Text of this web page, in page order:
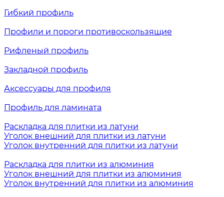
Гибкий профиль
Профили и пороги противоскользящие
Рифленый профиль
Закладной профиль
Аксессуары для профиля
Профиль для ламината
Раскладка для плитки из латуни
Уголок внешний для плитки из латуни
Уголок внутренний для плитки из латуни
Раскладка для плитки из алюминия
Уголок внешний для плитки из алюминия
Уголок внутренний для плитки из алюминия